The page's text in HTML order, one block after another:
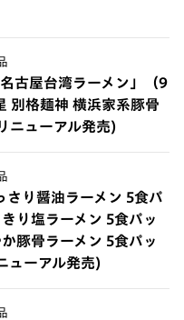
名古屋台湾ラーメン」（9
別格麺神 横浜家系豚骨
ニューアル発売)
さり醤油ラーメン 5食パ
り塩ラーメン 5食パッ
豚骨ラーメン 5食パッ
ューアル発売)